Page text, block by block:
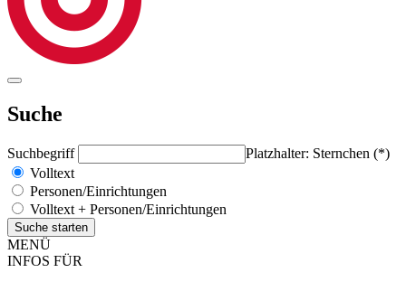
Suche
Suchbegriff
Platzhalter: Sternchen (*)
Volltext
Personen/Einrichtungen
Volltext + Personen/Einrichtungen
MENÜ
INFOS FÜR